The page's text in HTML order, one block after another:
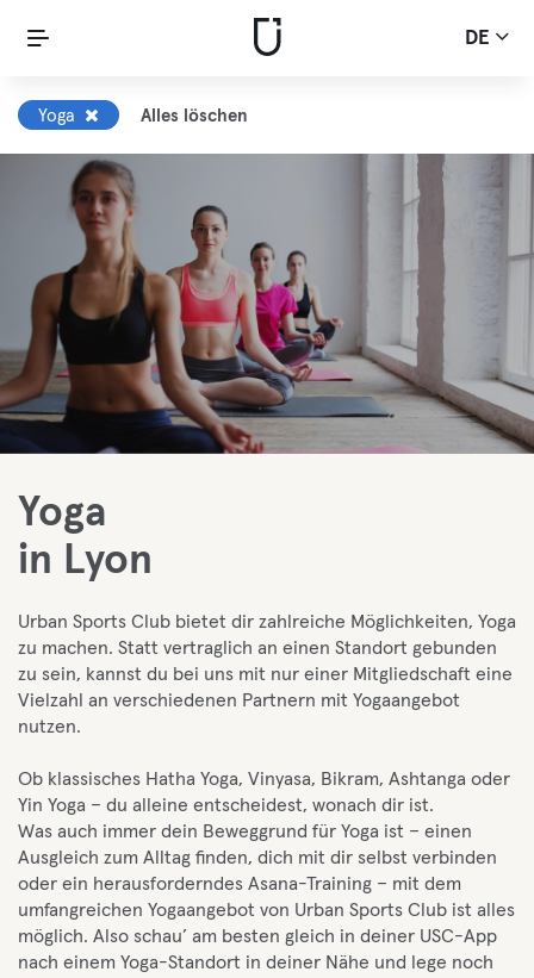
DE
Yoga Alles löschen
Yoga
in Lyon
Urban Sports Club bietet dir zahlreiche Möglichkeiten, Yoga
zu machen. Statt vertraglich an einen Standort gebunden
zu sein, kannst du bei uns mit nur einer Mitgliedschaft eine
Vielzahl an verschiedenen Partnern mit Yogaangebot
nutzen.
Ob klassisches Hatha Yoga, Vinyasa, Bikram, Ashtanga oder
Yin Yoga – du alleine entscheidest, wonach dir ist.
Was auch immer dein Beweggrund für Yoga ist – einen
Ausgleich zum Alltag finden, dich mit dir selbst verbinden
oder ein herausforderndes Asana-Training – mit dem
umfangreichen Yogaangebot von Urban Sports Club ist alles
möglich. Also schau’ am besten gleich in deiner USC-App
nach einem Yoga-Standort in deiner Nähe und lege noch